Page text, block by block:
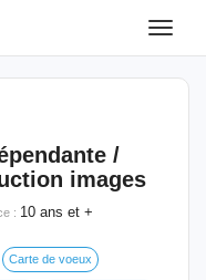
Toggle
/
images
: 10 ans et +
Carte de voeux